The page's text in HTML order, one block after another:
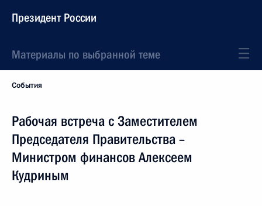
Президент России
Материалы по выбранной теме
События
Рабочая встреча с Заместителем
Председателя Правительства –
Министром финансов Алексеем
Кудриным